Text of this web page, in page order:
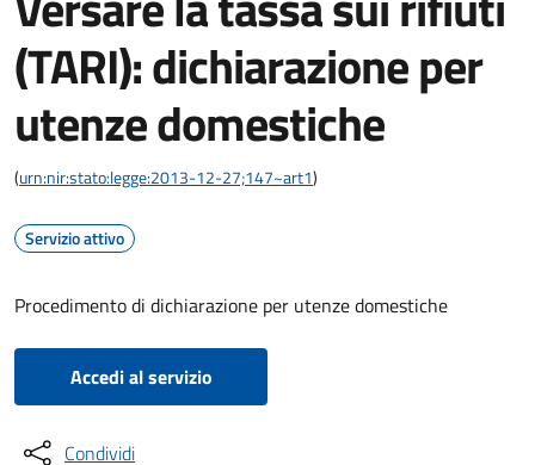
(TARI): dichiarazione per
utenze domestiche
(urn:nir:stato:legge:2013-12-27;147~art1)
Servizio attivo
Procedimento di dichiarazione per utenze domestiche
Accedi al servizio
Condividi